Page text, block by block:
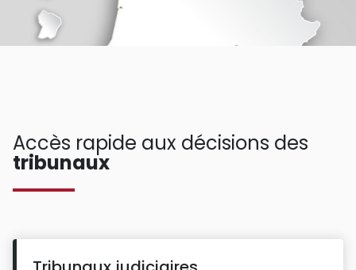
Accès rapide aux décisions des
tribunaux